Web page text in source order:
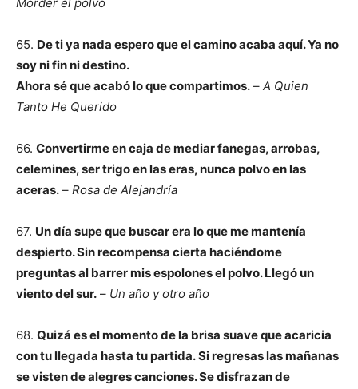
65. De ti ya nada espero que el camino acaba aquí. Ya no
soy ni fin ni destino.
Ahora sé que acabó lo que compartimos. – A Quien
Tanto He Querido
66. Convertirme en caja de mediar fanegas, arrobas,
celemines, ser trigo en las eras, nunca polvo en las
aceras. – Rosa de Alejandría
67. Un día supe que buscar era lo que me mantenía
despierto. Sin recompensa cierta haciéndome
preguntas al barrer mis espolones el polvo. Llegó un
viento del sur. – Un año y otro año
68. Quizá es el momento de la brisa suave que acaricia
con tu llegada hasta tu partida.Si regresas las mañanas
se visten de alegres canciones. Se disfrazan de